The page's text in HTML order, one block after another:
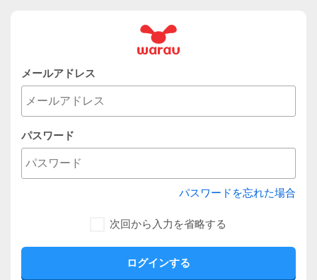
メールアドレス
パスワード
パスワードを忘れた場合
次回から入力を省略する